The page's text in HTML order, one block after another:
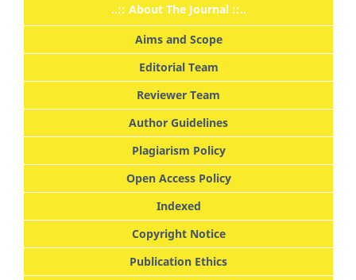
..:: About The Journal ::..
Aims and Scope
Editorial Team
Reviewer Team
Author Guidelines
Plagiarism Policy
Open Access Policy
Indexed
Copyright Notice
Publication Ethics